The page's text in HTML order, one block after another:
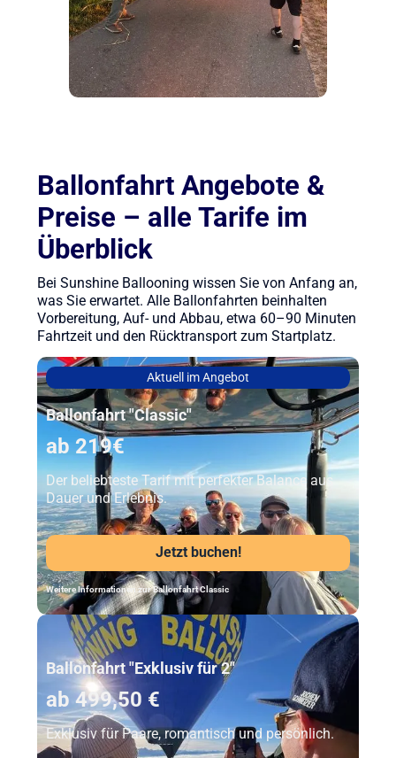
Ballonfahrt Angebote &
Preise – alle Tarife im
Überblick
Bei Sunshine Ballooning wissen Sie von Anfang an,
was Sie erwartet. Alle Ballonfahrten beinhalten
Vorbereitung, Auf- und Abbau, etwa 60–90 Minuten
Fahrtzeit und den Rücktransport zum Startplatz.
Aktuell im Angebot
Ballonfahrt "Classic"
ab 219€
Der beliebteste Tarif mit perfekter Balance aus
Dauer und Erlebnis.
Jetzt buchen!
Weitere Informationen zur Ballonfahrt Classic
Unser Beststeller
Ballonfahrt "Exklusiv für 2"
ab 499,50 €
Exklusiv für Paare, romantisch und persönlich.